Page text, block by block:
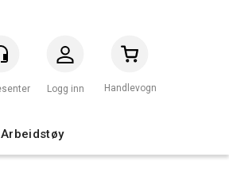
Logg inn Handlevogn
Arbeidstøy